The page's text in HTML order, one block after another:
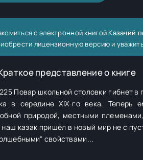
с электронной книгой Казачий
лицензионную версию и
представление о книге
Повар школьной столовки гибнет
в середине XIX-го века. Теперь
природой, местными
казак пришёл в новый мир не с
свойствами...